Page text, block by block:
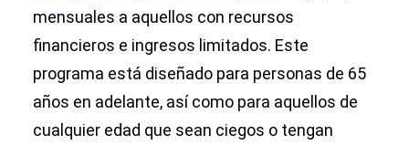
mensuales a aquellos con recursos
financieros e ingresos limitados. Este
programa está diseñado para personas de 65
años en adelante, así como para aquellos de
cualquier edad que sean ciegos o tengan